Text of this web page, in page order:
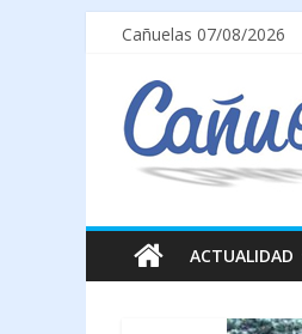
Cañuelas 07/08/2026
ACTUALIDAD